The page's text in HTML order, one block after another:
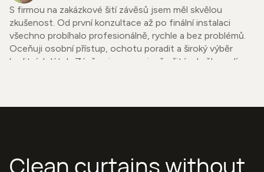
S firmou na zakázkové šití závěsů jsem měl skvělou
zkušenost. Od první konzultace až po finální instalaci
všechno probíhalo profesionálně, rychle a bez problémů.
Oceňuji osobní přístup, ochotu poradit a široký výběr
kvalitních látek. Závěsy jsou precizně ušité, skvěle sedí a
jelikož odvádějí naprosto úžasnou a bezkonkurenční práci.
Clean curtains without